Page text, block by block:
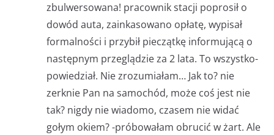
zbulwersowana! pracownik stacji poprosił o
dowód auta, zainkasowano opłatę, wypisał
formalności i przybił pieczątkę informującą o
następnym przeglądzie za 2 lata. To wszystko-
powiedział. Nie zrozumiałam… Jak to? nie
zerknie Pan na samochód, może coś jest nie
tak? nigdy nie wiadomo, czasem nie widać
gołym okiem? -próbowałam obrucić w żart. Ale